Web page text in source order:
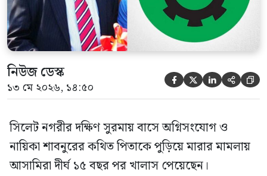
নিউজ ডেস্ক
১৩ মে ২০২৬, ১৪:৫০     
সিলেট নগরীর দক্ষিণ সুরমায় বাসে অগ্নিসংযোগ ও
নায়িকা শাবনুরের কথিত পিতাকে পুড়িয়ে মারার মামলায়
আসামিরা দীর্ঘ ১৫ বছর পর খালাস পেয়েছেন।